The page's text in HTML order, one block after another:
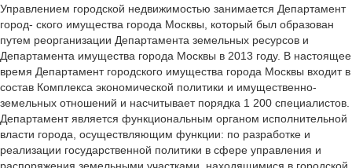
Управлением городской недвижимостью занимается Департамент
город- ского имущества города Москвы, который был образован
путем реорганизации Департамента земельных ресурсов и
Департамента имущества города Москвы в 2013 году. В настоящее
время Департамент городского имущества города Москвы входит в
состав Комплекса экономической политики и имущественно-
земельных отношений и насчитывает порядка 1 200 специалистов.
Департамент является функциональным органом исполнительной
власти города, осуществляющим функции: по разработке и
реализации государственной политики в сфере управления и